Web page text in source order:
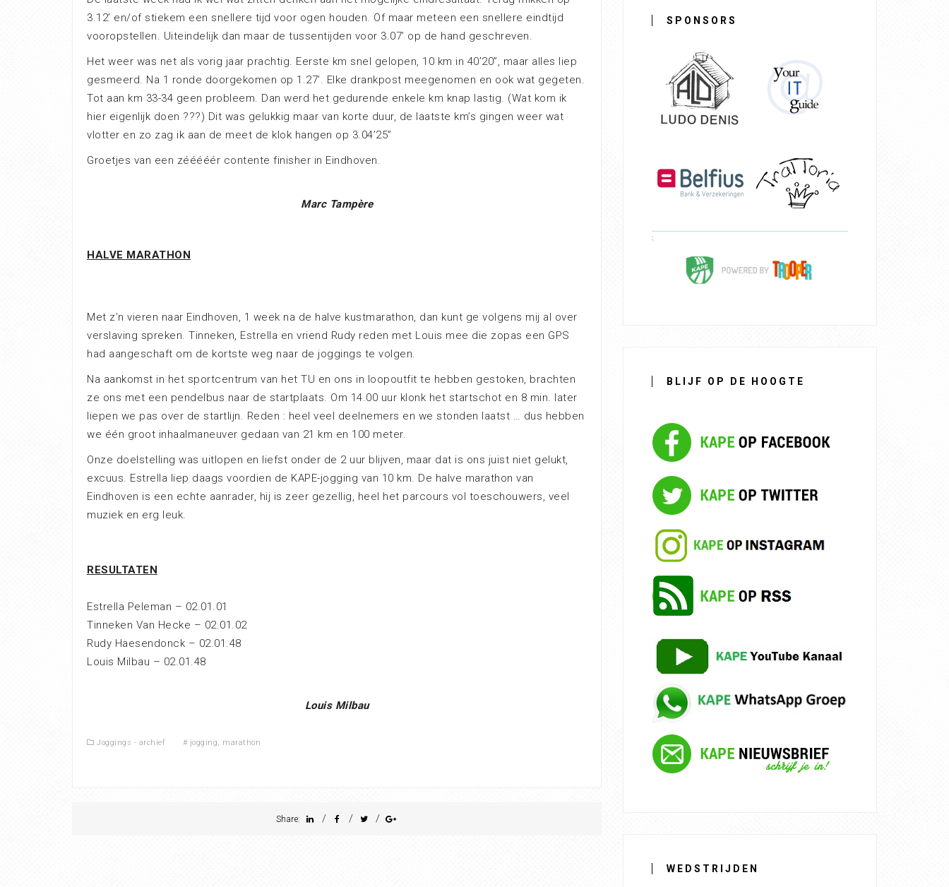
3.12’ en/of stiekem een snellere tijd voor ogen houden. Of maar meteen een snellere eindtijd
vooropstellen. Uiteindelijk dan maar de tussentijden voor 3.07’ op de hand geschreven.
Het weer was net als vorig jaar prachtig. Eerste km snel gelopen, 10 km in 40’20”, maar alles liep
gesmeerd. Na 1 ronde doorgekomen op 1.27’. Elke drankpost meegenomen en ook wat gegeten.
Tot aan km 33-34 geen probleem. Dan werd het gedurende enkele km knap lastig. (Wat kom ik
hier eigenlijk doen ???) Dit was gelukkig maar van korte duur, de laatste km’s gingen weer wat
vlotter en zo zag ik aan de meet de klok hangen op 3.04’25”
Groetjes van een zééééér contente finisher in Eindhoven.
Marc Tampère
HALVE MARATHON
Met z’n vieren naar Eindhoven, 1 week na de halve kustmarathon, dan kunt ge volgens mij al over
verslaving spreken. Tinneken, Estrella en vriend Rudy reden met Louis mee die zopas een GPS
had aangeschaft om de kortste weg naar de joggings te volgen.
Na aankomst in het sportcentrum van het TU en ons in loopoutfit te hebben gestoken, brachten
ze ons met een pendelbus naar de startplaats. Om 14.00 uur klonk het startschot en 8 min. later
liepen we pas over de startlijn. Reden : heel veel deelnemers en we stonden laatst … dus hebben
we één groot inhaalmaneuver gedaan van 21 km en 100 meter.
Onze doelstelling was uitlopen en liefst onder de 2 uur blijven, maar dat is ons juist niet gelukt,
excuus. Estrella liep daags voordien de KAPE-jogging van 10 km. De halve marathon van
Eindhoven is een echte aanrader, hij is zeer gezellig, heel het parcours vol toeschouwers, veel
muziek en erg leuk.
RESULTATEN
Estrella Peleman – 02.01.01
Tinneken Van Hecke – 02.01.02
Rudy Haesendonck – 02.01.48
Louis Milbau – 02.01.48
Louis Milbau
Joggings - archief # jogging, marathon
Share: / / /
SPONSORS
BLIJF OP DE HOOGTE
WEDSTRIJDEN